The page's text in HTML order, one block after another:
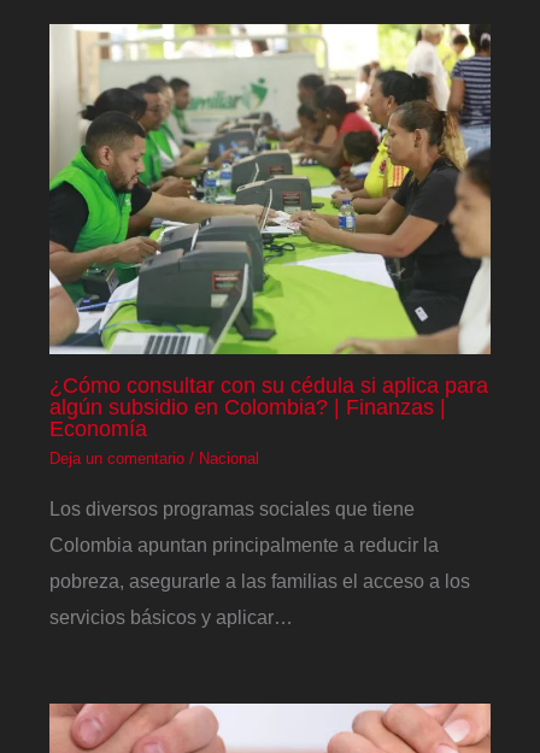
¿Cómo consultar con su cédula si aplica para
algún subsidio en Colombia? | Finanzas |
Economía
Deja un comentario / Nacional
Los diversos programas sociales que tiene
Colombia apuntan principalmente a reducir la
pobreza, asegurarle a las familias el acceso a los
servicios básicos y aplicar…